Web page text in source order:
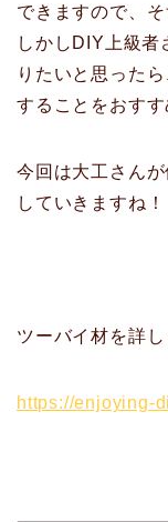
できますので、
しかしDIY上級者
りたいと思った
することをおすす
今回は大工さん
していきますね！
ツーバイ材を詳
https://enjoying-